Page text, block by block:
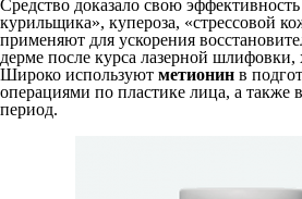
Средство доказало свою
курильщика», купероза, «стрессовой
применяют для ускорения
дерме после курса лазерной шлифовки,
Широко используют метионин в
операциями по пластике лица, а также
период.